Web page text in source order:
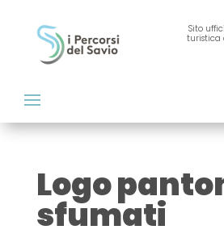
Sito
turistica
Logo
sfumati